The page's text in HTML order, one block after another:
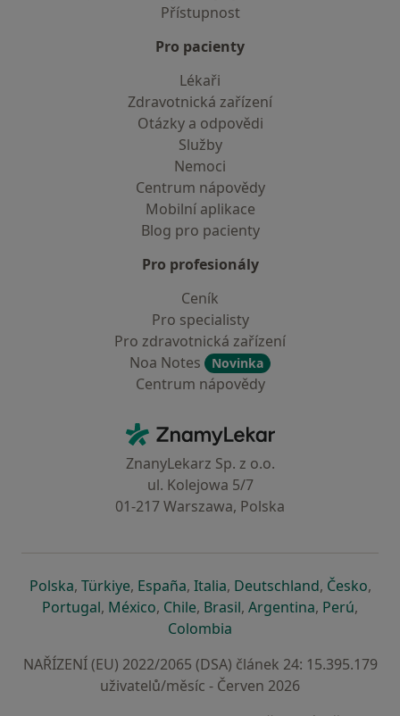
Přístupnost
Pro pacienty
Lékaři
Zdravotnická zařízení
Otázky a odpovědi
Služby
Nemoci
Centrum nápovědy
Mobilní aplikace
Blog pro pacienty
Pro profesionály
Ceník
Pro specialisty
Pro zdravotnická zařízení
Noa Notes
Novinka
Centrum nápovědy
ZnamyLekar - Hlavní stránka
ZnanyLekarz Sp. z o.o.
ul. Kolejowa 5/7
01-217 Warszawa, Polska
Polskase otevře v nové záložce
, Türkiyese otevře v nové záložce
, Españase otevře v nové záložce
, Italiase otevře v nové záložce
, Deutschlandse otevře v
, Českose
,
Portugalse otevře v nové záložce
, Méxicose otevře v nové záložce
, Chilese otevře v nové záložce
, Brasilse otevře v nové
, Argentinase otevře v
, Perúse
,
Colombia
NAŘÍZENÍ (EU) 2022/2065 (DSA) článek 24: 15.395.179
uživatelů/měsíc - Červen 2026